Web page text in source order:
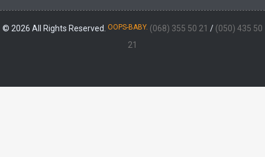
© 2026 All Rights Reserved. OOPS-BABY. (068) 355 50 21 / (050) 435 50
21